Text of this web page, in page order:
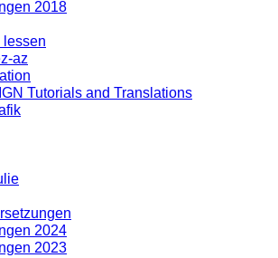
2018
az
Tutorials and Translations
2024
2023